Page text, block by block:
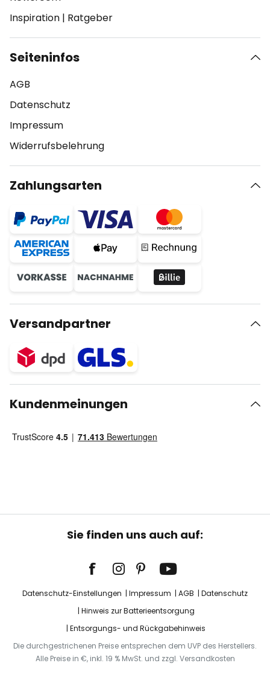
Inspiration | Ratgeber
Seiteninfos
AGB
Datenschutz
Impressum
Widerrufsbelehrung
Zahlungsarten
Versandpartner
Kundenmeinungen
Sie finden uns auch auf:
Datenschutz-Einstellungen Impressum AGB
Datenschutz
Hinweis zur Batterieentsorgung
Entsorgungs- und Rückgabehinweis
Die durchgestrichenen Preise entsprechen dem UVP des Herstellers.
Alle Preise in €, inkl. 19 % MwSt. und zzgl. Versandkosten